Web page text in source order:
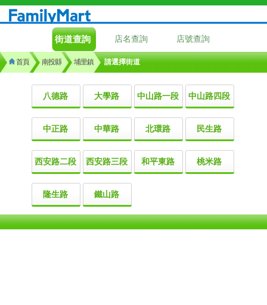
街道查詢 店名查詢 店號查詢
首頁 南投縣 埔里鎮 請選擇街道
八德路 大學路 中山路一段 中山路四段
中正路 中華路 北環路 民生路
西安路二段 西安路三段 和平東路 桃米路
隆生路 鐵山路